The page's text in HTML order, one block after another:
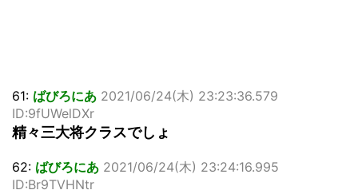
61: ばびろにあ 2021/06/24(木) 23:23:36.579
ID:9fUWelDXr
精々三大将クラスでしょ
62: ばびろにあ 2021/06/24(木) 23:24:16.995
ID:Br9TVHNtr